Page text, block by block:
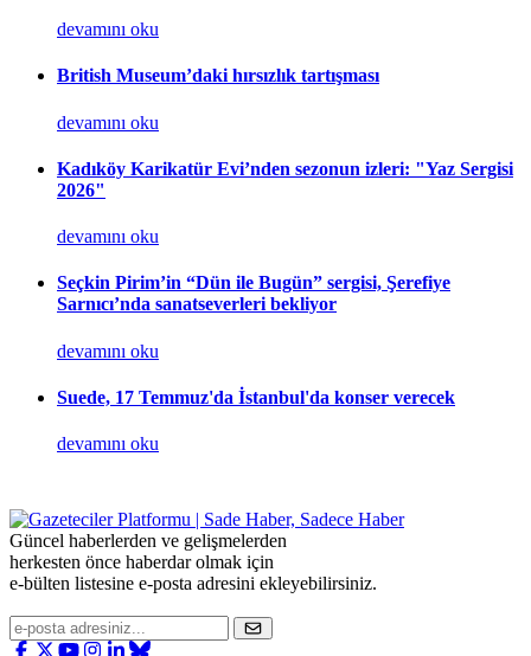
devamını oku
British Museum’daki hırsızlık tartışması
devamını oku
Kadıköy Karikatür Evi’nden sezonun izleri: "Yaz Sergisi
2026"
devamını oku
Seçkin Pirim’in “Dün ile Bugün” sergisi, Şerefiye
Sarnıcı’nda sanatseverleri bekliyor
devamını oku
Suede, 17 Temmuz'da İstanbul'da konser verecek
devamını oku
Güncel haberlerden ve gelişmelerden
herkesten önce haberdar olmak için
e-bülten listesine e-posta adresini ekleyebilirsiniz.